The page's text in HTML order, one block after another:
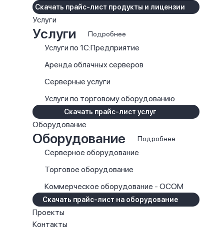
Скачать прайс-лист продукты и лицензии
Услуги
Услуги Подробнее
Услуги по 1С:Предприятие
Аренда облачных серверов
Серверные услуги
Услуги по торговому оборудованию
Скачать прайс-лист услуг
Оборудование
Оборудование Подробнее
Серверное оборудование
Торговое оборудование
Коммерческое оборудование - OCOM
Скачать прайс-лист на оборудование
Проекты
Контакты